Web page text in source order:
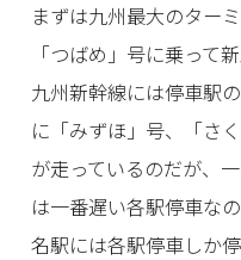
まずは九州最大のター
「つばめ」号に乗って
九州新幹線には停車駅
に「みずほ」号、「さ
が走っているのだが、
は一番遅い各駅停車な
名駅には各駅停車しか